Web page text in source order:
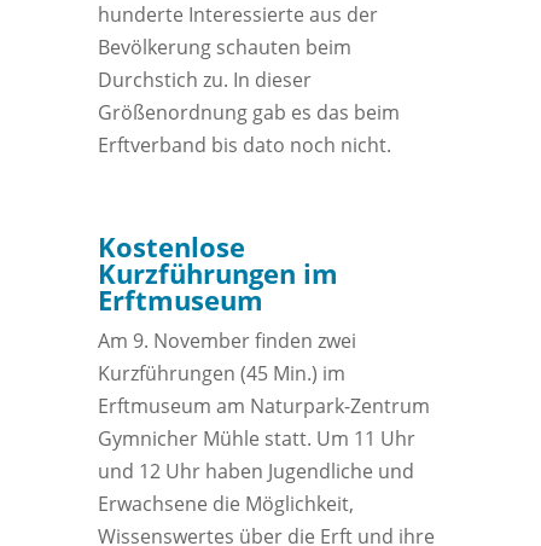
hunderte Interessierte aus der
Bevölkerung schauten beim
Durchstich zu. In dieser
Größenordnung gab es das beim
Erftverband bis dato noch nicht.
Kostenlose
Kurzführungen im
Erftmuseum
Am 9. November finden zwei
Kurzführungen (45 Min.) im
Erftmuseum am Naturpark-Zentrum
Gymnicher Mühle statt. Um 11 Uhr
und 12 Uhr haben Jugendliche und
Erwachsene die Möglichkeit,
Wissenswertes über die Erft und ihre